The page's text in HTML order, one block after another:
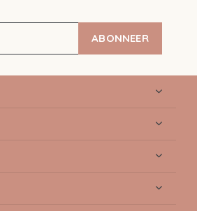
ABONNEER